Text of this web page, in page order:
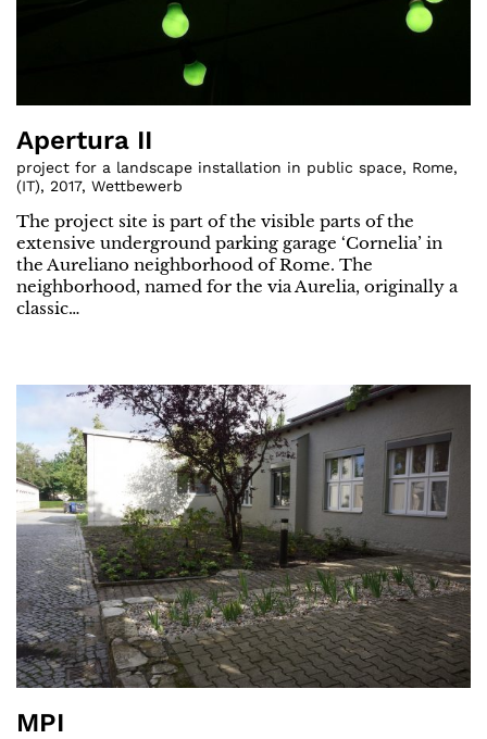
Apertura II
project for a landscape installation in public space, Rome,
(IT), 2017, Wettbewerb
The project site is part of the visible parts of the
extensive underground parking garage ‘Cornelia’ in
the Aureliano neighborhood of Rome. The
neighborhood, named for the via Aurelia, originally a
classic…
MPI